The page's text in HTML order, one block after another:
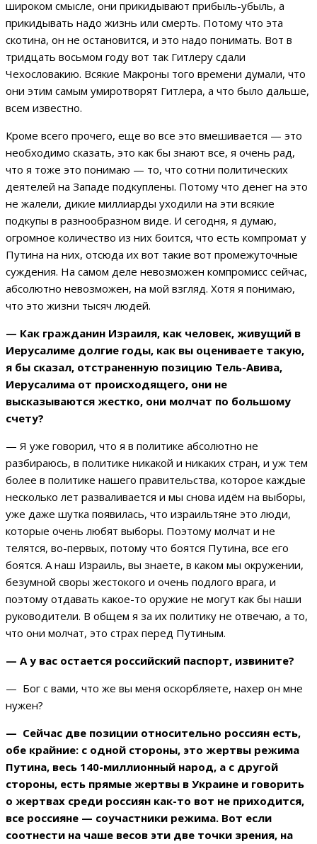
широком смысле, они прикидывают прибыль-убыль, а
прикидывать надо жизнь или смерть. Потому что эта
скотина, он не остановится, и это надо понимать. Вот в
тридцать восьмом году вот так Гитлеру сдали
Чехословакию. Всякие Макроны того времени думали, что
они этим самым умиротворят Гитлера, а что было дальше,
всем известно.
Кроме всего прочего, еще во все это вмешивается — это
необходимо сказать, это как бы знают все, я очень рад,
что я тоже это понимаю — то, что сотни политических
деятелей на Западе подкуплены. Потому что денег на это
не жалели, дикие миллиарды уходили на эти всякие
подкупы в разнообразном виде. И сегодня, я думаю,
огромное количество из них боится, что есть компромат у
Путина на них, отсюда их вот такие вот промежуточные
суждения. На самом деле невозможен компромисс сейчас,
абсолютно невозможен, на мой взгляд. Хотя я понимаю,
что это жизни тысяч людей.
— Как гражданин Израиля, как человек, живущий в
Иерусалиме долгие годы, как вы оцениваете такую,
я бы сказал, отстраненную позицию Тель-Авива,
Иерусалима от происходящего, они не
высказываются жестко, они молчат по большому
счету?
— Я уже говорил, что я в политике абсолютно не
разбираюсь, в политике никакой и никаких стран, и уж тем
более в политике нашего правительства, которое каждые
несколько лет разваливается и мы снова идём на выборы,
уже даже шутка появилась, что израильтяне это люди,
которые очень любят выборы. Поэтому молчат и не
телятся, во-первых, потому что боятся Путина, все его
боятся. А наш Израиль, вы знаете, в каком мы окружении,
безумной своры жестокого и очень подлого врага, и
поэтому отдавать какое-то оружие не могут как бы наши
руководители. В общем я за их политику не отвечаю, а то,
что они молчат, это страх перед Путиным.
— А у вас остается российский паспорт, извините?
— Бог с вами, что же вы меня оскорбляете, нахер он мне
нужен?
— Сейчас две позиции относительно россиян есть,
обе крайние: с одной стороны, это жертвы режима
Путина, весь 140-миллионный народ, а с другой
стороны, есть прямые жертвы в Украине и говорить
о жертвах среди россиян как-то вот не приходится,
все россияне — соучастники режима. Вот если
соотнести на чаше весов эти две точки зрения, на